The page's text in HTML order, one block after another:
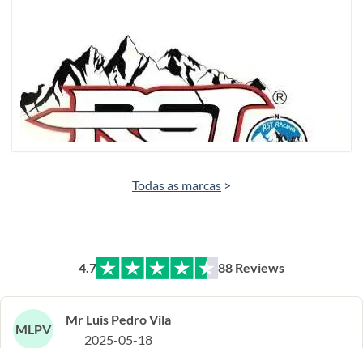
Todas as marcas >
4.7 88 Reviews
MLPV
Mr Luis Pedro Vila
2025-05-18